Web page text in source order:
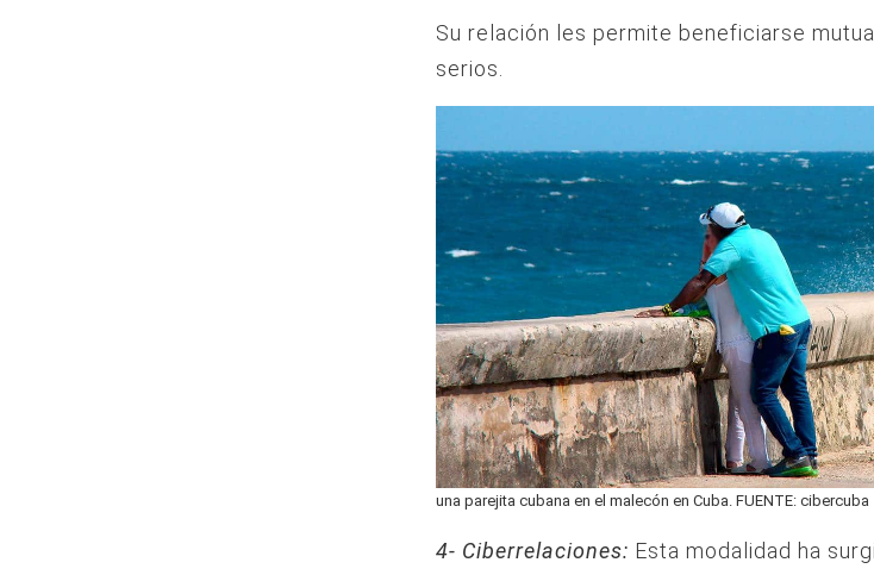
Su relación les permite beneficiarse
serios.
una parejita cubana en el malecón en Cuba. FUENTE: cibercuba
4- Ciberrelaciones: Esta modalidad ha